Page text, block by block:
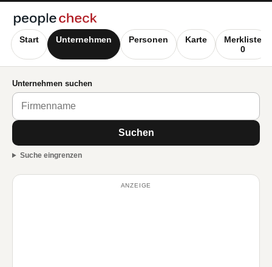
Start Unternehmen Personen Karte
Merkliste
0
Unternehmen suchen
Suchen
Suche eingrenzen
ANZEIGE